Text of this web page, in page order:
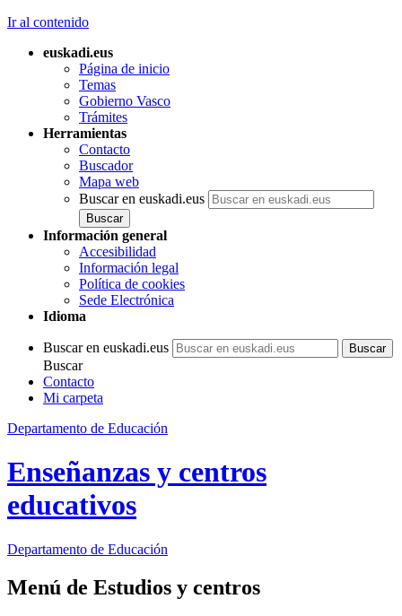
Ir al contenido
euskadi.eus
Página de inicio
Temas
Gobierno Vasco
Trámites
Herramientas
Contacto
Buscador
Mapa web
Buscar en euskadi.eus
Información general
Accesibilidad
Información legal
Política de cookies
Sede Electrónica
Idioma
Buscar en euskadi.eus
Buscar
Contacto
Mi carpeta
Departamento de Educación
Enseñanzas y centros
educativos
Departamento de Educación
Menú de Estudios y centros